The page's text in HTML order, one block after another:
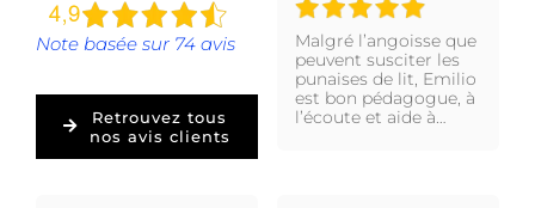
Note basée sur 74 avis
Retrouvez tous
nos avis clients
Malgré l’angoisse que
peuvent susciter les
punaises de lit, Emilio
est bon pédagogue, à
l’écoute et aide à…